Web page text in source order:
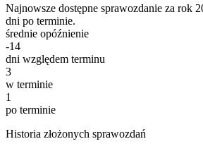
Najnowsze dostępne sprawozdanie za rok
dni po terminie.
średnie opóźnienie
-14
dni względem terminu
3
w terminie
1
po terminie
Historia złożonych sprawozdań